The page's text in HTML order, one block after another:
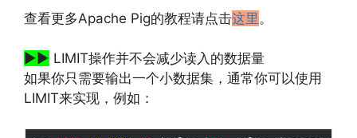
查看更多Apache Pig的教程请点击这里 。
▶▶ LIMIT操作并不会减少读入的数据量
如果你只需要输出一个小数据集，通常你可以使用
LIMIT来实现，例如：